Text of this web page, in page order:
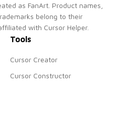
as FanArt. Product names,
belong to their
with Cursor Helper.
Tools
Cursor Creator
Cursor Constructor